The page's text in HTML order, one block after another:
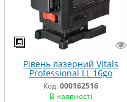
Рівень лазерний Vitals
Professional LL 16go
Код:000162516
В наявності